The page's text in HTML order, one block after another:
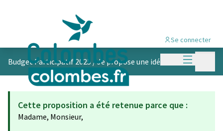
Menu
Se connecter
Budget Participatif 2025 /Je propose une idée
Cette proposition a été retenue parce que :
Madame, Monsieur,